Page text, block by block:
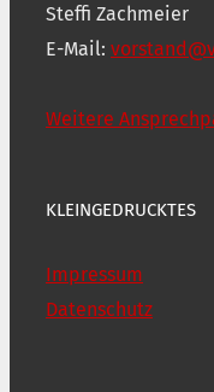
Steffi Zachmeier
E-Mail:
Weitere
KLEINGEDRUCKTES
Impressum
Datenschutz